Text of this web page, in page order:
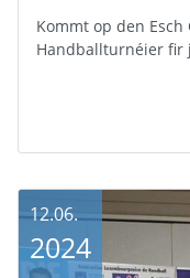
Kommt op den
Handballturnéier fir
12.06.
2024